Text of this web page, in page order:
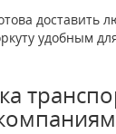
доставить
удобным